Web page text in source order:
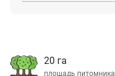
20 га
площадь питомника